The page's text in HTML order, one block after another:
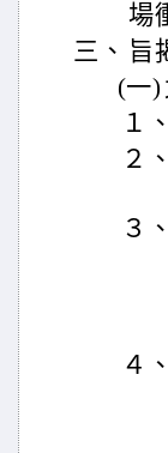
場
三、 旨
(一)
１、
２、
３、
４、